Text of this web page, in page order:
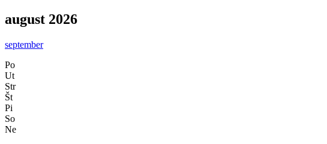
august 2026
september
Po
Ut
Str
Št
Pi
So
Ne